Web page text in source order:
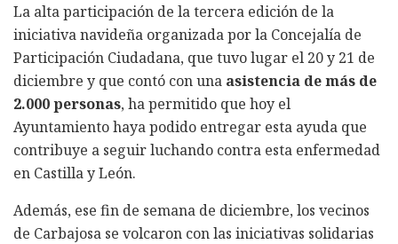
La alta participación de la tercera edición de la
iniciativa navideña organizada por la Concejalía de
Participación Ciudadana, que tuvo lugar el 20 y 21 de
diciembre y que contó con una asistencia de más de
2.000 personas, ha permitido que hoy el
Ayuntamiento haya podido entregar esta ayuda que
contribuye a seguir luchando contra esta enfermedad
en Castilla y León.
Además, ese fin de semana de diciembre, los vecinos
de Carbajosa se volcaron con las iniciativas solidarias